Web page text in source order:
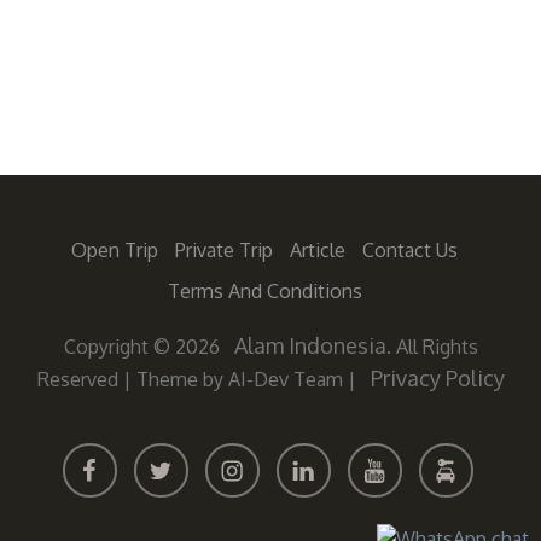
Open Trip Private Trip Article
Contact Us
Terms And Conditions
Copyright © 2026 Alam Indonesia. All Rights
Reserved | Theme by AI-Dev Team | Privacy Policy
FACEBOOK
TWITTERINSTAGRAM
LINKEDINYOUTUBE